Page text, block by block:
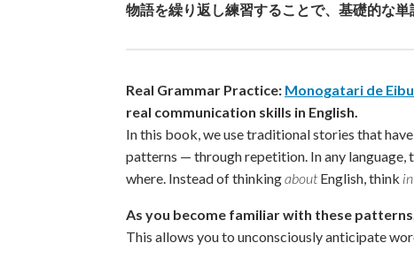
物語を繰り返し練習することで、基礎的な
Real Grammar Practice: Monogatari de
real communication skills in English.
In this book, we use traditional stories that
patterns — through repetition. In any
where. Instead of thinkingabout English, think in
As you become familiar with these
This allows you to unconsciously anticipate